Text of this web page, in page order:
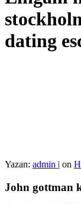
dating
Yazan: admin | on
John gottman